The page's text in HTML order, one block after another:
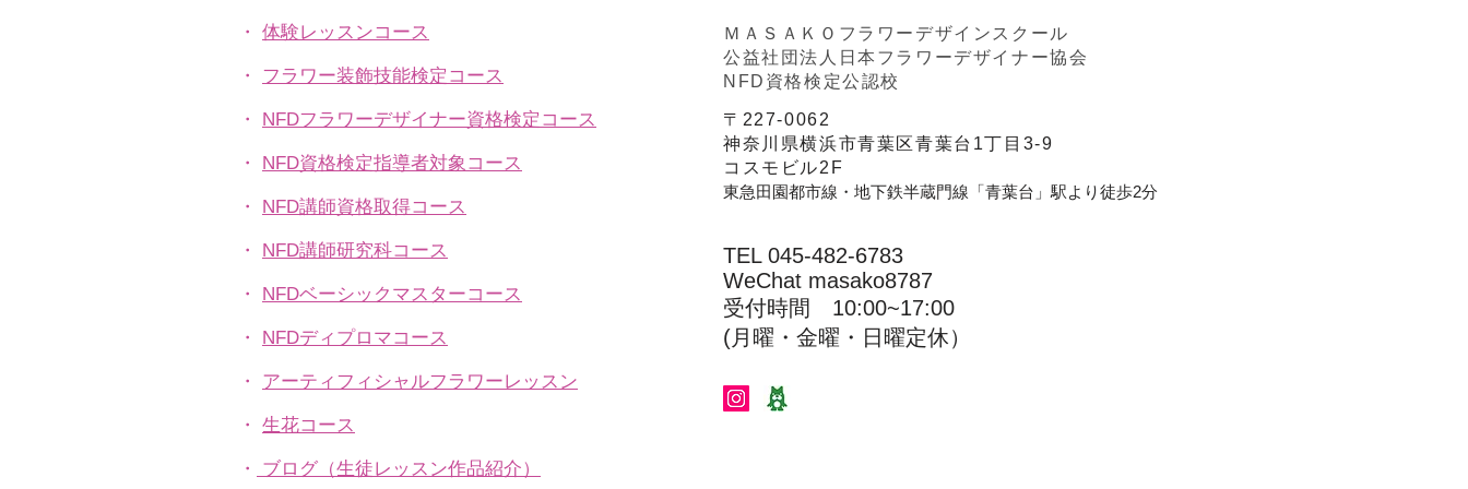
・ 体験レッスンコース
・ フラワー装飾技能検定コース
・ NFDフラワーデザイナー資格検定コース
・ NFD資格検定指導者対象コース
・ NFD講師資格取得コース
・ NFD講師研究科コース
・ NFDベーシックマスターコース
・ NFDディプロマコース
・ アーティフィシャルフラワーレッスン
​・ 生花コース
​・ ブログ（生徒レッスン作品紹介）
ＭＡＳＡＫＯフラワーデザインスクール
公益社団法人日本フラワーデザイナー協会
NFD資格検定公認校
〒227-0062
神奈川県横浜市青葉区青葉台1丁目3-9
コスモビル2F
東急田園都市線・地下鉄半蔵門線「青葉台」駅より徒歩2分
TEL 045-482-6783
WeChat masako8787
受付時間 10:00~17:00​​​
(​月曜・金曜・日曜定休）